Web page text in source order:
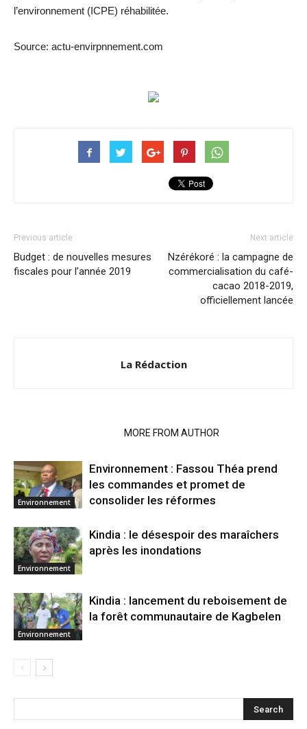
l’environnement (ICPE) réhabilitée.
Source: actu-envirpnnement.com
Previous article
Budget : de nouvelles mesures
fiscales pour l’année 2019
Next article
Nzérékoré : la campagne de
commercialisation du café-
cacao 2018-2019,
officiellement lancée
La Rédaction
MORE FROM AUTHOR
Environnement
Environnement : Fassou Théa prend
les commandes et promet de
consolider les réformes
Environnement
Kindia : le désespoir des maraîchers
après les inondations
Environnement
Kindia : lancement du reboisement de
la forêt communautaire de Kagbelen